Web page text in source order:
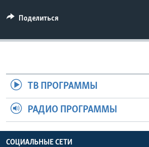
Языки
Поделиться
ТВ ПРОГРАММЫ
РАДИО ПРОГРАММЫ
СОЦИАЛЬНЫЕ СЕТИ